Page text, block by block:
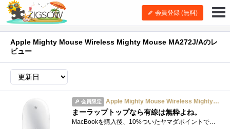
会員登録 (無料)
Apple Mighty Mouse Wireless Mighty Mouse MA272J/Aのレ
ビュー
会員限定 Apple Mighty Mouse Wireless Mighty Mouse MA272J/A
まーラップトップなら有線は無粋よね。
MacBookを購入後、10%ついたヤマダポイントでタダ購入ｗBluetoothで接続します。若干設定が必要ですが、大したものではないので導入に手間取ること�...